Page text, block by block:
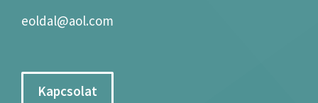
eoldal@aol.com
Kapcsolat